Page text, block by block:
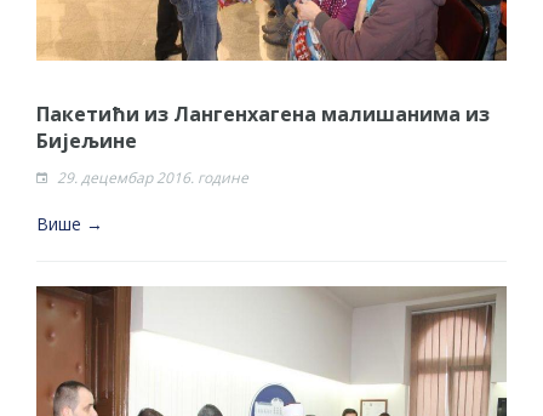
Пакетићи из Лангенхагена малишанима из
Бијељине
29. децембар 2016. године
Више →